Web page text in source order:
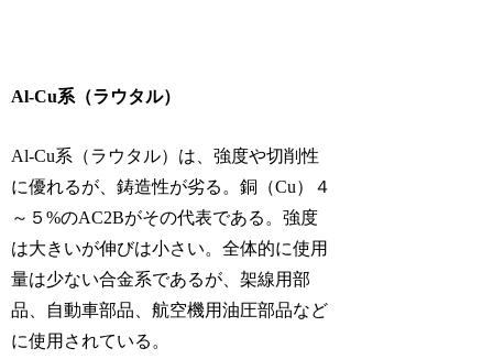
Al-Cu系（ラウタル）
Al-Cu系（ラウタル）は、強度や切削性
に優れるが、鋳造性が劣る。銅（Cu）４
～５%のAC2Bがその代表である。強度
は大きいが伸びは小さい。全体的に使用
量は少ない合金系であるが、架線用部
品、自動車部品、航空機用油圧部品など
に使用されている。